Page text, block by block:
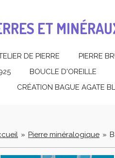
ET
DE PIERRE PIERRE
BOUCLE D'OREILLE
CRÉATION BAGUE AGATE
» Pierre minéralogique »